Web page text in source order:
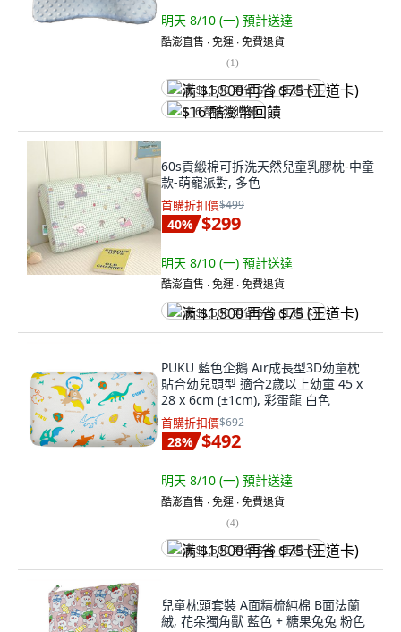
明天 8/10 (一) 預計送達
酷澎直售 ∙ 免運 ∙ 免費退貨
(1)
满 $1,500 再省 $75 (王道卡)
$16 酷澎幣回饋
60s貢緞棉可拆洗天然兒童乳膠枕-中童
款-萌寵派對, 多色
首購折扣價$499
40% $299
明天 8/10 (一) 預計送達
酷澎直售 ∙ 免運 ∙ 免費退貨
满 $1,500 再省 $75 (王道卡)
PUKU 藍色企鵝 Air成長型3D幼童枕
貼合幼兒頭型 適合2歲以上幼童 45 x
28 x 6cm (±1cm), 彩蛋龍 白色
首購折扣價$692
28% $492
明天 8/10 (一) 預計送達
酷澎直售 ∙ 免運 ∙ 免費退貨
(4)
满 $1,500 再省 $75 (王道卡)
兒童枕頭套裝 A面精梳純棉 B面法蘭
絨, 花朵獨角獸 藍色 + 糖果兔兔 粉色